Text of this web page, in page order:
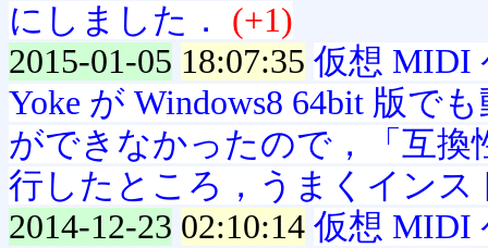
にしました．
(+1)
2015-01-05 18:07:35 仮想 MIDI
Yoke が Windows8 64bit 版で
ができなかったので，「互
行したところ，うまくイン
2014-12-23 02:10:14 仮想 MIDI